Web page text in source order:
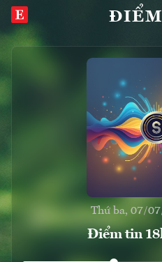
Thứ ba, 07/
Điểm tin